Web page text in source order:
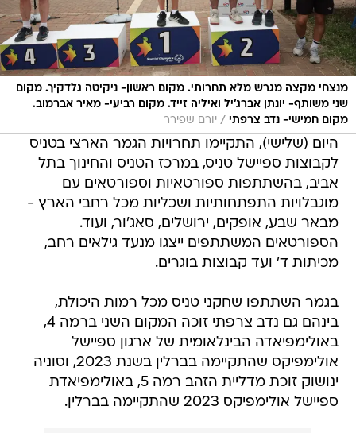
מנצחי מקצה מגרש מלא תחרותי. מקום ראשון- ניקיטה גלדקיך. מקום
שני משותף- יונתן אברג'יל ואיליה זייד. מקום רביעי- מאיר אברמוב.
מקום חמישי- נדב צרפתי / יורם שפירר
היום (שלישי), התקיימו תחרויות הגמר הארצי בטניס
לקבוצות ספיישל טניס, במרכז הטניס והחינוך בתל
אביב, בהשתתפות ספורטאיות וספורטאים עם
מוגבלויות התפתחותיות ושכליות מכל רחבי הארץ -
מבאר שבע, אופקים, ירושלים, סאג'ור, ועוד.
הספורטאים המשתתפים ייצגו מנעד גילאים רחב,
מכיתות ד' ועד קבוצות בוגרים.
בגמר השתתפו שחקני טניס מכל רמות היכולת,
בינהם גם נדב צרפתי זוכה המקום השני ברמה 4,
באולימפיאדה הבינלאומית של ארגון ספיישל
אולימפיקס שהתקיימה בברלין בשנת 2023, וסוניה
ינושוק זוכת מדליית הזהב רמה 5, באולימפיאדת
ספיישל אולימפיקס 2023 שהתקיימה בברלין.